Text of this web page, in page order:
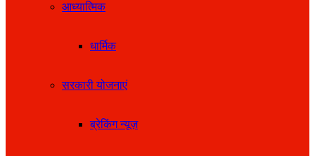
आध्यात्मिक
धार्मिक
सरकारी योजनाएं
ब्रेकिंग न्यूज़